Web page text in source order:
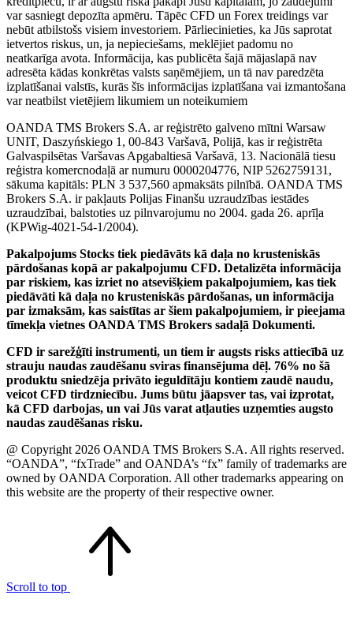
var sasniegt depozīta apmēru. Tāpēc CFD un Forex treidings var
nebūt atbilstošs visiem investoriem. Pārliecinieties, ka Jūs saprotat
ietvertos riskus, un, ja nepieciešams, meklējiet padomu no
neatkarīga avota. Informācija, kas publicēta šajā mājaslapā nav
adresēta kādas konkrētas valsts saņēmējiem, un tā nav paredzēta
izplatīšanai valstīs, kurās šīs informācijas izplatīšana vai izmantošana
var neatbilst vietējiem likumiem un noteikumiem
OANDA TMS Brokers S.A. ar reģistrēto galveno mītni Warsaw
UNIT, Daszyńskiego 1, 00-843 Varšavā, Polijā, kas ir reģistrēta
Galvaspilsētas Varšavas Apgabaltiesā Varšavā, 13. Nacionālā tiesu
reģistra komercnodaļā ar numuru 0000204776, NIP 5262759131,
sākuma kapitāls: PLN 3 537,560 apmaksāts pilnībā. OANDA TMS
Brokers S.A. ir pakļauts Polijas Finanšu uzraudzības iestādes
uzraudzībai, balstoties uz pilnvarojumu no 2004. gada 26. aprīļa
(KPWig-4021-54-1/2004).
Pakalpojums Stocks tiek piedāvāts kā daļa no krusteniskās
pārdošanas kopā ar pakalpojumu CFD. Detalizēta informācija
par riskiem, kas izriet no atsevišķiem pakalpojumiem, kas tiek
piedāvāti kā daļa no krusteniskās pārdošanas, un informācija
par izmaksām, kas saistītas ar šiem pakalpojumiem, ir pieejama
tīmekļa vietnes OANDA TMS Brokers sadaļā Dokumenti.
CFD ir sarežģīti instrumenti, un tiem ir augsts risks attiecībā uz
strauju naudas zaudēšanu sviras finansējuma dēļ. 76% no šā
produktu sniedzēja privāto ieguldītāju kontiem zaudē naudu,
veicot CFD tirdzniecību. Jums būtu jāapsver tas, vai izprotat,
kā CFD darbojas, un vai Jūs varat atļauties uzņemties augsto
naudas zaudēšanas risku.
@ Copyright 2026 OANDA TMS Brokers S.A. All rights reserved.
“OANDA”, “fxTrade” and OANDA’s “fx” family of trademarks are
owned by OANDA Corporation. All other trademarks appearing on
this website are the property of their respective owner.
Scroll to top